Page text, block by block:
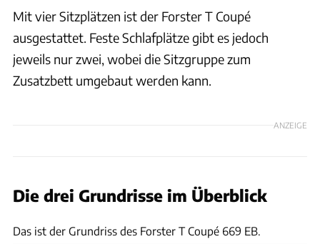
Mit vier Sitzplätzen ist der Forster T Coupé
ausgestattet. Feste Schlafplätze gibt es jedoch
jeweils nur zwei, wobei die Sitzgruppe zum
Zusatzbett umgebaut werden kann.
ANZEIGE
Die drei Grundrisse im Überblick
Das ist der Grundriss des Forster T Coupé 669 EB.